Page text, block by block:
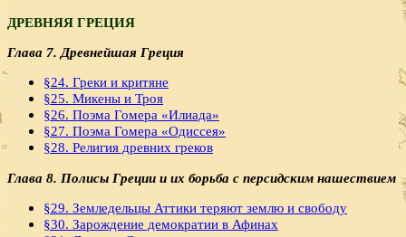
ДРЕВНЯЯ ГРЕЦИЯ
Глава 7. Древнейшая Греция
§24. Греки и критяне
§25. Микены и Троя
§26. Поэма Гомера «Илиада»
§27. Поэма Гомера «Одиссея»
§28. Религия древних греков
Глава 8. Полисы Греции и их борьба с персидским нашествием
§29. Земледельцы Аттики теряют землю и свободу
§30. Зарождение демократии в Афинах